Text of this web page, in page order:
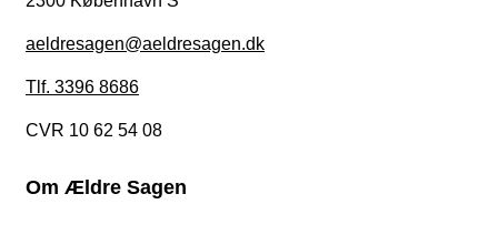
aeldresagen@aeldresagen.dk
Tlf. 3396 8686
CVR 10 62 54 08
Om Ældre Sagen